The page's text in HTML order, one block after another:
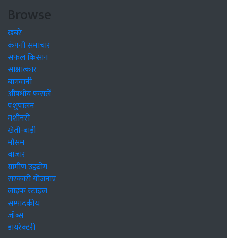
Browse
खबरें
कंपनी समाचार
सफल किसान
साक्षात्कार
बागवानी
औषधीय फसलें
पशुपालन
मशीनरी
खेती-बाड़ी
मौसम
बाजार
ग्रामीण उद्द्योग
सरकारी योजनाएं
लाइफ स्टाइल
सम्पादकीय
जॉब्स
डायरेक्टरी